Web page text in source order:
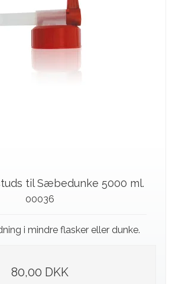
til Sæbedunke 5000 ml.
00036
i mindre flasker eller dunke.
80,00 DKK